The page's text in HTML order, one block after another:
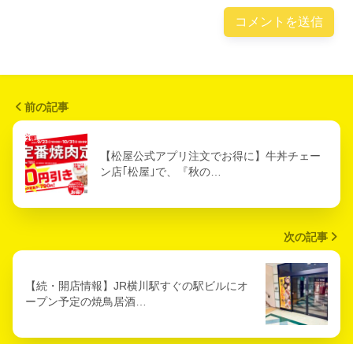
前の記事
【松屋公式アプリ注文でお得に】牛丼チェー
ン店｢松屋｣で、『秋の…
次の記事
【続・開店情報】JR横川駅すぐの駅ビルにオ
ープン予定の焼鳥居酒…